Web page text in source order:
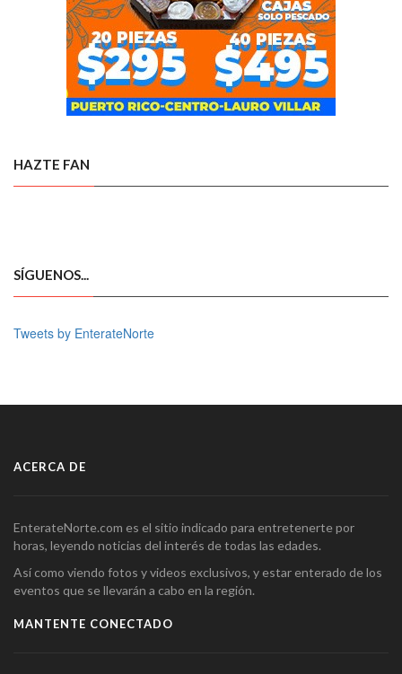
HAZTE FAN
SÍGUENOS...
Tweets by EnterateNorte
ACERCA DE
EnterateNorte.com es el sitio indicado para entretenerte por
horas, leyendo noticias del interés de todas las edades.
Así como viendo fotos y videos exclusivos, y estar enterado de los
eventos que se llevarán a cabo en la región.
MANTENTE CONECTADO